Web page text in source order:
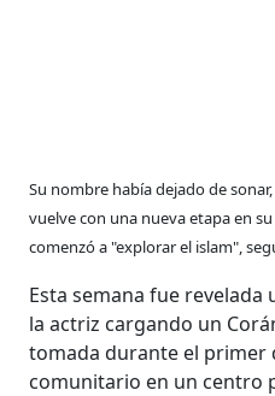
Su nombre había dejado de
vuelve con una nueva etapa en
comenzó a "explorar el islam",
Esta semana fue revelada
la actriz cargando un
tomada durante el primer
comunitario en un centro